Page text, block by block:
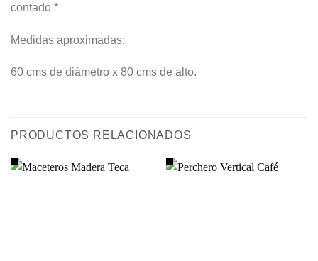
contado *
Medidas aproximadas:
60 cms de diámetro x 80 cms de alto.
PRODUCTOS RELACIONADOS